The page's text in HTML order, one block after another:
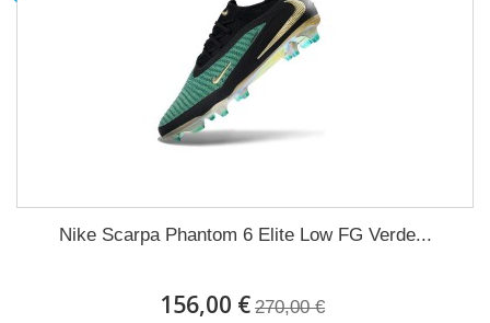
Nike Scarpa Phantom 6 Elite Low FG Verde...
156,00 € 270,00 €